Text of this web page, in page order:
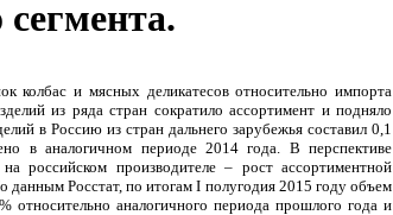
сегмента.
колбас и мясных деликатесов относительно импорта
из ряда стран сократило ассортимент и подняло
в Россию из стран дальнего зарубежья составил 0,1
в аналогичном периоде 2014 года. В перспективе
российском производителе – рост ассортиментной
Росстат, по итогам I полугодия 2015 году объем
относительно аналогичного периода прошлого года и